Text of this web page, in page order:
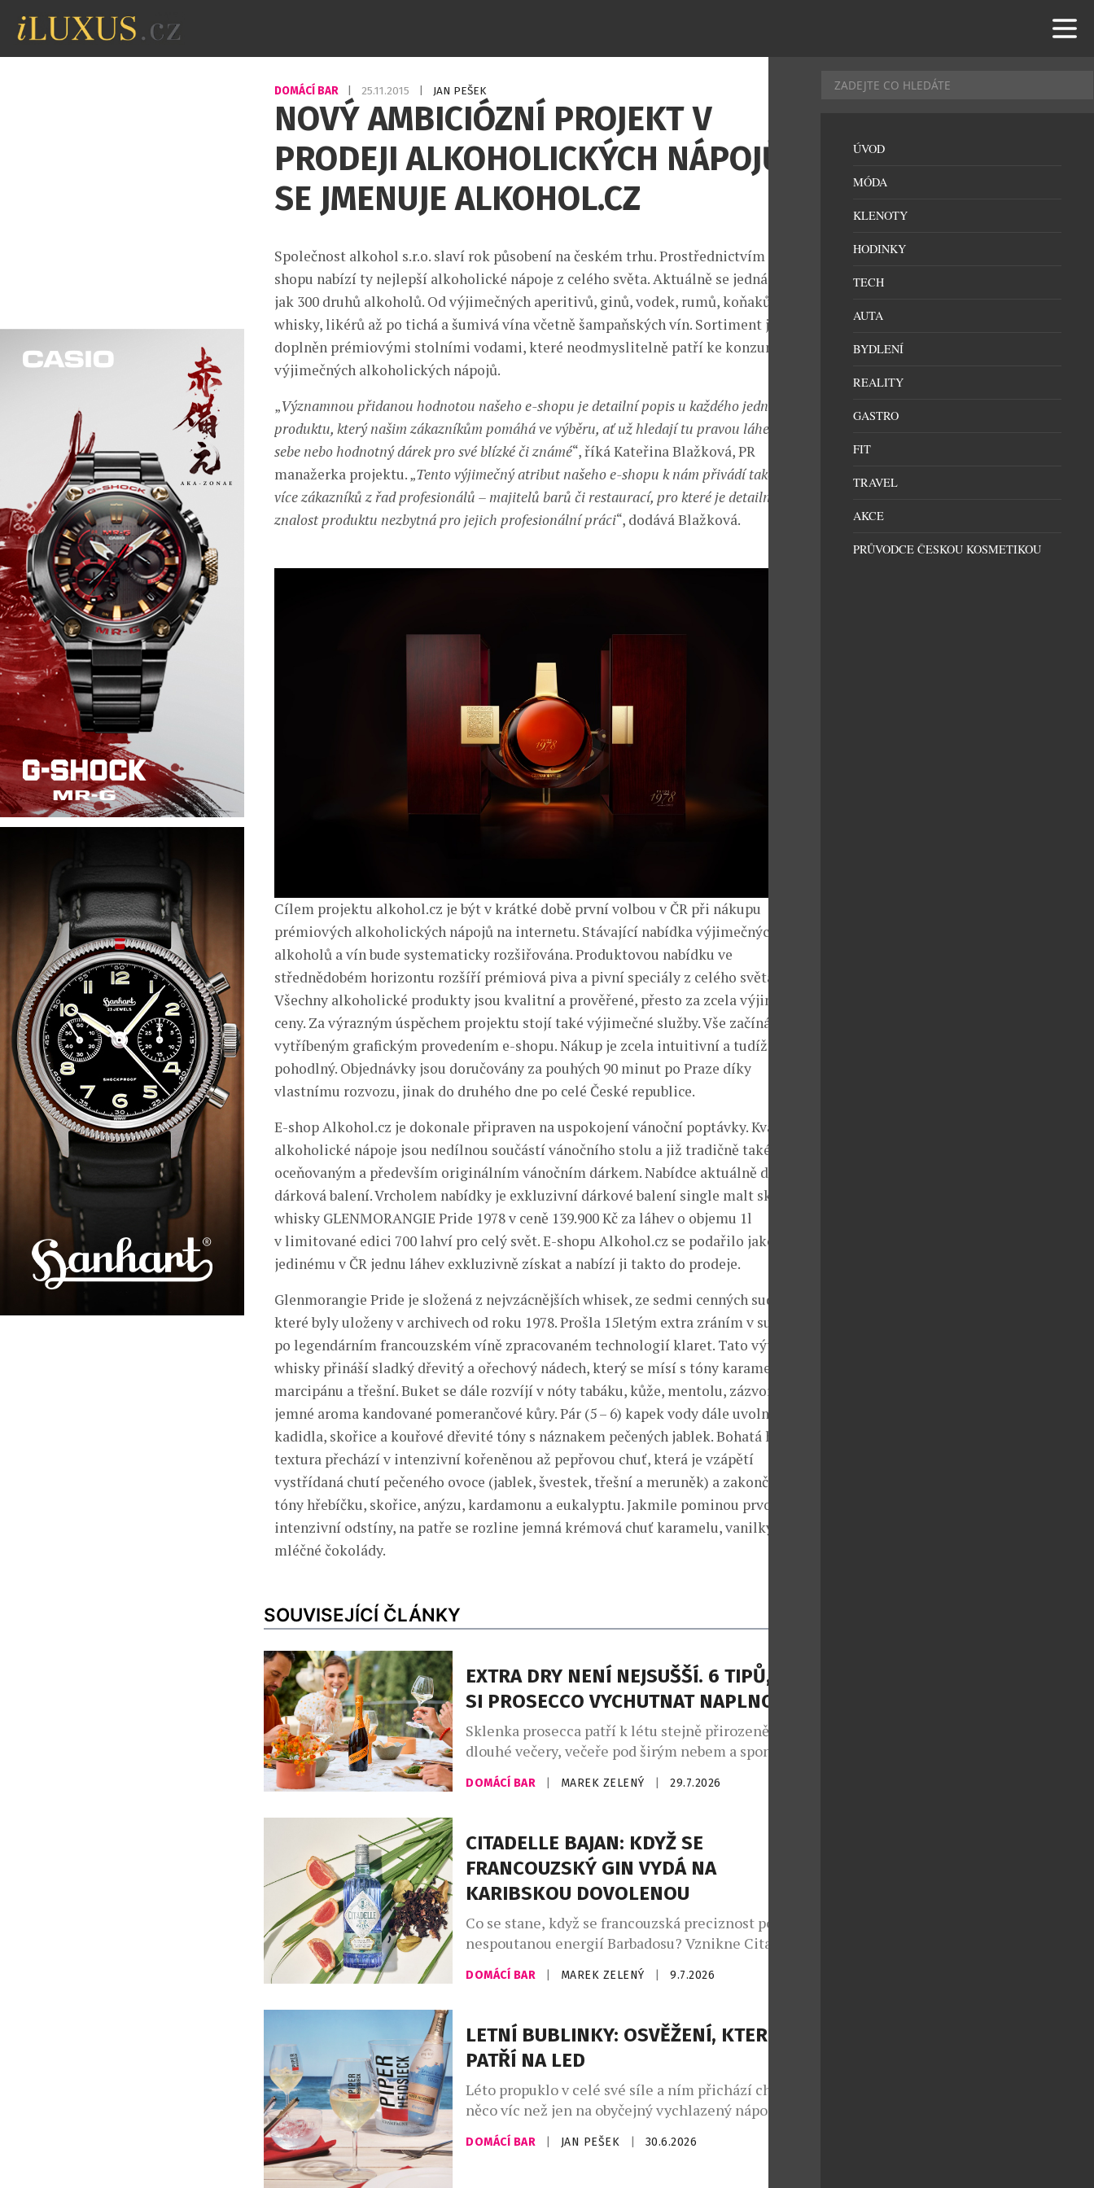
DOMÁCÍ BAR 25.11.2015 JAN PEŠEK
NOVÝ AMBICIÓZNÍ PROJEKT V
PRODEJI ALKOHOLICKÝCH NÁPOJŮ
SE JMENUJE ALKOHOL.CZ
Společnost alkohol s.r.o. slaví rok působení na českém trhu. Prostřednictvím e-
shopu nabízí ty nejlepší alkoholické nápoje z celého světa. Aktuálně se jedná o více
jak 300 druhů alkoholů. Od výjimečných aperitivů, ginů, vodek, rumů, koňaků, tequil,
whisky, likérů až po tichá a šumivá vína včetně šampaňských vín. Sortiment je
doplněn prémiovými stolními vodami, které neodmyslitelně patří ke konzumaci
výjimečných alkoholických nápojů.
„Významnou přidanou hodnotou našeho e-shopu je detailní popis u každého jednotlivého
produktu, který našim zákazníkům pomáhá ve výběru, ať už hledají tu pravou láhev pro
sebe nebo hodnotný dárek pro své blízké či známé“, říká Kateřina Blažková, PR
manažerka projektu. „Tento výjimečný atribut našeho e-shopu k nám přivádí také stále
více zákazníků z řad profesionálů – majitelů barů či restaurací, pro které je detailní
znalost produktu nezbytná pro jejich profesionální práci“, dodává Blažková.
Cílem projektu alkohol.cz je být v krátké době první volbou v ČR při nákupu
prémiových alkoholických nápojů na internetu. Stávající nabídka výjimečných
alkoholů a vín bude systematicky rozšiřována. Produktovou nabídku ve
střednědobém horizontu rozšíří prémiová piva a pivní speciály z celého světa.
Všechny alkoholické produkty jsou kvalitní a prověřené, přesto za zcela výjimečné
ceny. Za výrazným úspěchem projektu stojí také výjimečné služby. Vše začíná
vytříbeným grafickým provedením e-shopu. Nákup je zcela intuitivní a tudíž velmi
pohodlný. Objednávky jsou doručovány za pouhých 90 minut po Praze díky
vlastnímu rozvozu, jinak do druhého dne po celé České republice.
E-shop Alkohol.cz je dokonale připraven na uspokojení vánoční poptávky. Kvalitní
alkoholické nápoje jsou nedílnou součástí vánočního stolu a již tradičně také
oceňovaným a především originálním vánočním dárkem. Nabídce aktuálně dominují
dárková balení. Vrcholem nabídky je exkluzivní dárkové balení single malt skotské
whisky GLENMORANGIE Pride 1978 v ceně 139.900 Kč za láhev o objemu 1l
v limitované edici 700 lahví pro celý svět. E-shopu Alkohol.cz se podařilo jako
jedinému v ČR jednu láhev exkluzivně získat a nabízí ji takto do prodeje.
Glenmorangie Pride je složená z nejvzácnějších whisek, ze sedmi cenných sudů,
které byly uloženy v archivech od roku 1978. Prošla 15letým extra zráním v sudech
po legendárním francouzském víně zpracovaném technologií klaret. Tato výtečná
whisky přináší sladký dřevitý a ořechový nádech, který se mísí s tóny karamelu,
marcipánu a třešní. Buket se dále rozvíjí v nóty tabáku, kůže, mentolu, zázvoru a v
jemné aroma kandované pomerančové kůry. Pár (5 – 6) kapek vody dále uvolní aroma
kadidla, skořice a kouřové dřevité tóny s náznakem pečených jablek. Bohatá hladká
textura přechází v intenzivní kořeněnou až pepřovou chuť, která je vzápětí
vystřídaná chutí pečeného ovoce (jablek, švestek, třešní a meruněk) a zakončená
tóny hřebíčku, skořice, anýzu, kardamonu a eukalyptu. Jakmile pominou prvotní
intenzivní odstíny, na patře se rozline jemná krémová chuť karamelu, vanilky a
mléčné čokolády.
SOUVISEJÍCÍ ČLÁNKY
EXTRA DRY NENÍ NEJSUŠŠÍ. 6 TIPŮ, JAK
SI PROSECCO VYCHUTNAT NAPLNO
Sklenka prosecca patří k létu stejně přirozeně jako
dlouhé večery, večeře pod širým nebem a spontánní
setkání s přáteli. Své pevné místo si našlo také v
našich skleničkách. Česká republika je sedmým
jemně perlivého frizzante jí patří dokonce druhé
místo. Mezinárodní den prosecca, který každoročně
připadá na […]
DOMÁCÍ BAR MAREK ZELENÝ 29.7.2026
CITADELLE BAJAN: KDYŽ SE
FRANCOUZSKÝ GIN VYDÁ NA
KARIBSKOU DOVOLENOU
Co se stane, když se francouzská preciznost potká s
nespoutanou energií Barbadosu? Vznikne Citadelle
Bajan – limitovaná edice ginu, která dokazuje, že i
francouzská elegance si umí zout boty a tančit bosá v
ostrova, kde se zrodil rum. Výsledkem je jedna z
nejzajímavějších novinek letošního roku. […]
DOMÁCÍ BAR MAREK ZELENÝ 9.7.2026
LETNÍ BUBLINKY: OSVĚŽENÍ, KTERÉ
PATŘÍ NA LED
Léto propuklo v celé své síle a ním přichází chuť na
něco víc než jen na obyčejný vychlazený nápoj.
Champagne Riviera Demi Sec a Anna de Codorníu
Ice Edition ukazují, že šumivá vína mohou nabídnout
DOMÁCÍ BAR JAN PEŠEK 30.6.2026
ÚVOD
MÓDA
KLENOTY
HODINKY
TECH
AUTA
BYDLENÍ
REALITY
GASTRO
FIT
TRAVEL
AKCE
PRŮVODCE ČESKOU KOSMETIKOU